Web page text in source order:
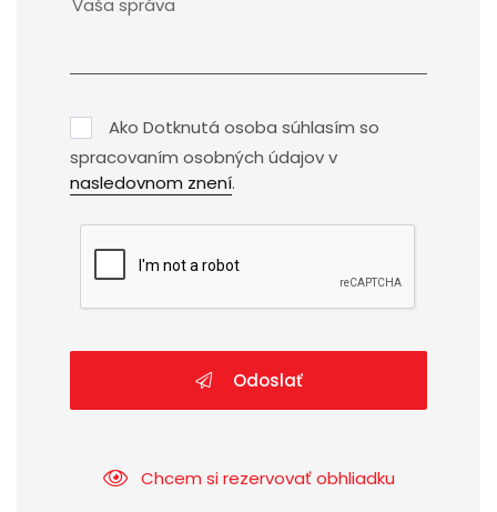
Ako Dotknutá osoba súhlasím so
spracovaním osobných údajov v
nasledovnom znení.
Odoslať
Chcem si rezervovať obhliadku